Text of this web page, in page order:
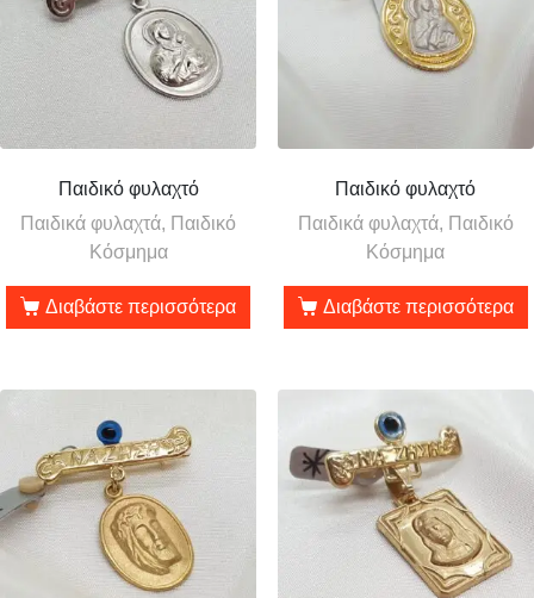
Παιδικό φυλαχτό
Παιδικά φυλαχτά, Παιδικό
Κόσμημα
Διαβάστε περισσότερα
Παιδικό φυλαχτό
Παιδικά φυλαχτά, Παιδικό
Κόσμημα
Διαβάστε περισσότερα